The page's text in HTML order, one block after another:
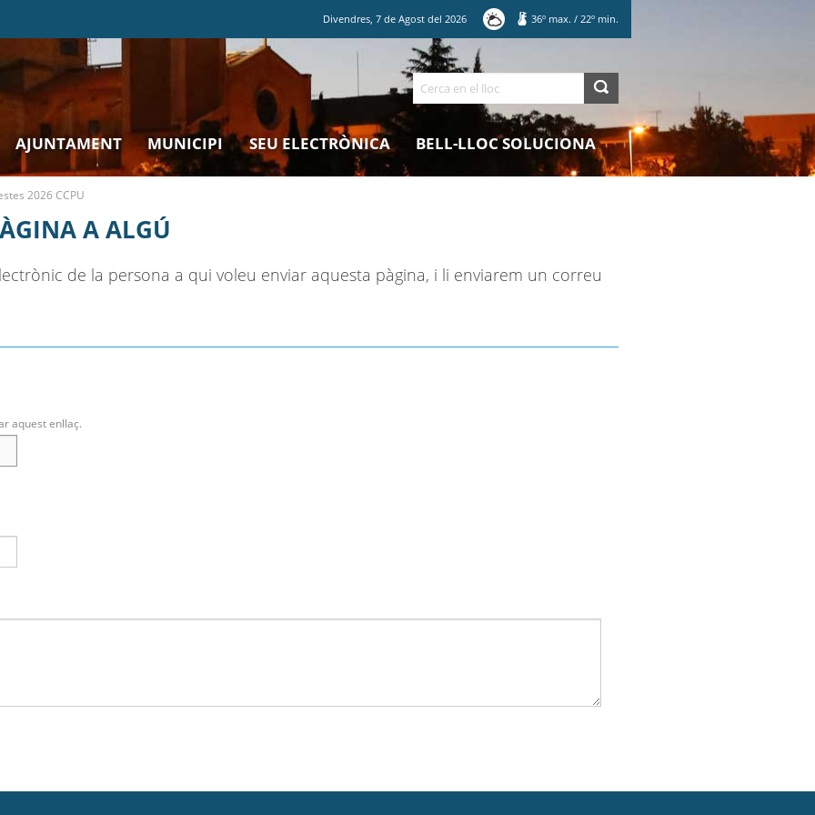
Divendres,7 deAgost del2026 36º max. / 22º min.
Cerca
AJUNTAMENT MUNICIPI SEU ELECTRÒNICA BELL-LLOC SOLUCIONA
2026 CCPU
A ALGÚ
de la persona a qui voleu enviar aquesta pàgina, i li enviarem un correu
aquest enllaç.